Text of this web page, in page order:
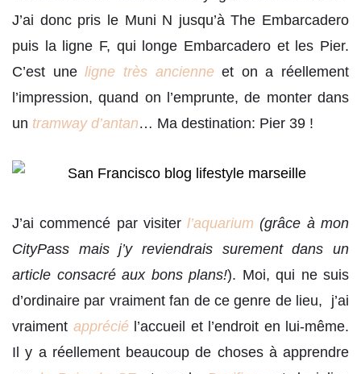
J’ai donc pris le Muni N jusqu’à The Embarcadero
puis la ligne F, qui longe Embarcadero et les Pier.
C’est uneligne très ancienneet on a réellement
l’impression, quand on l’emprunte, de monter dans
un tramway d’antan… Ma destination: Pier 39 !
J’ai commencé par visiterl’aquarium (grâce à mon
CityPass mais j’y reviendrais surement dans un
article consacré aux bons plans!). Moi, qui ne suis
d’ordinaire par vraiment fan de ce genre de lieu, j’ai
vraiment appréciél’accueil et l’endroit en lui-même.
Il y a réellement beaucoup de choses à apprendre